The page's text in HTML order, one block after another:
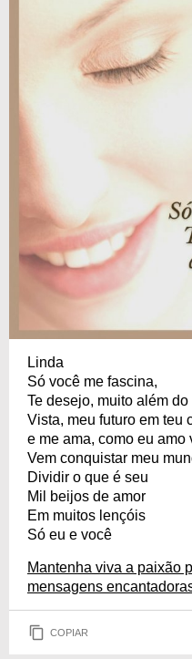
Linda
Só você me fascina,
Te desejo, muito além do
Vista, meu futuro em teu
e me ama, como eu amo
Vem conquistar meu
Dividir o que é seu
Mil beijos de amor
Em muitos lençóis
Só eu e você
Mantenha viva a paixão
mensagens
COPIAR